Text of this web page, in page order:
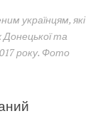
українцям, які
Донецької та
року. Фото